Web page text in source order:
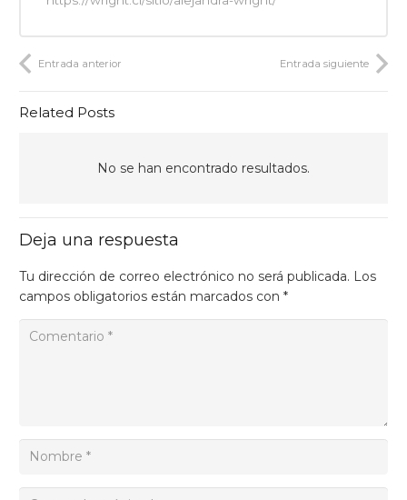
Entrada anterior Entrada siguiente
Related Posts
No se han encontrado resultados.
Deja una respuesta
Tu dirección de correo electrónico no será publicada. Los
campos obligatorios están marcados con *